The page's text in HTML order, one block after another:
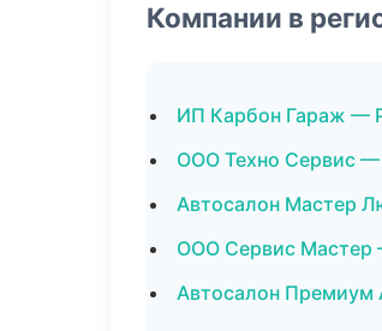
Компании в
ИП Карбон Гараж —
ООО Техно Сервис
Автосалон Мастер
ООО Сервис Мастер
Автосалон Премиум